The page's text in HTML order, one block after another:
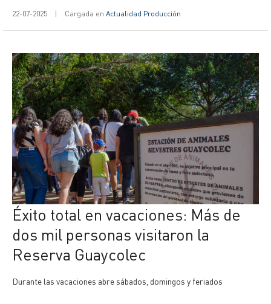
22-07-2025 | Cargada en Actualidad Producción
Éxito total en vacaciones: Más de
dos mil personas visitaron la
Reserva Guaycolec
Durante las vacaciones abre sábados, domingos y feriados